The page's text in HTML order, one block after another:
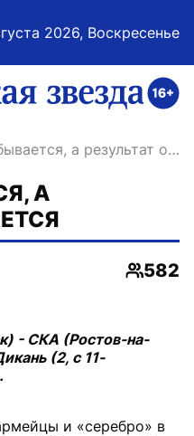
2026, Воскресенье
на главную
а результат остается
А
582
- СКА (Ростов-на-
(2, с 11-
и «серебро» в